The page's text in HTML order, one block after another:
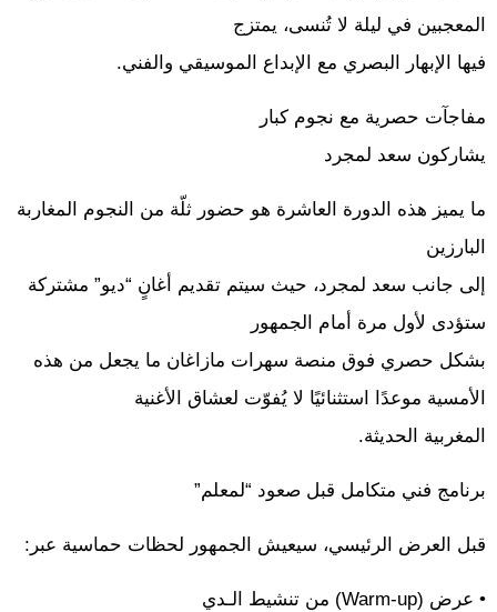
المعجبين في ليلة لا تُنسى، يمتزج
فيها الإبهار البصري مع الإبداع الموسيقي والفني.
مفاجآت حصرية مع نجوم كبار
يشاركون سعد لمجرد
ما يميز هذه الدورة العاشرة هو حضور ثلّة من النجوم المغاربة
البارزين
إلى جانب سعد لمجرد، حيث سيتم تقديم أغانٍ “ديو” مشتركة
ستؤدى لأول مرة أمام الجمهور
بشكل حصري فوق منصة سهرات مازاغان ما يجعل من هذه
الأمسية موعدًا استثنائيًا لا يُفوّت لعشاق الأغنية
المغربية الحديثة.
برنامج فني متكامل قبل صعود “لمعلم”
قبل العرض الرئيسي، سيعيش الجمهور لحظات حماسية عبر:
• عرض (Warm-up) من تنشيط الـدي